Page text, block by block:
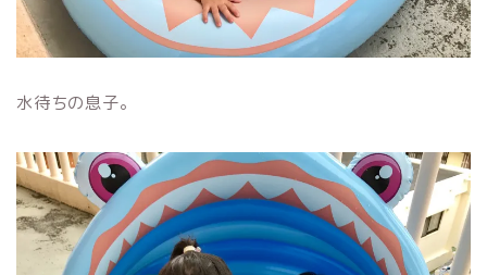
水待ちの息子。